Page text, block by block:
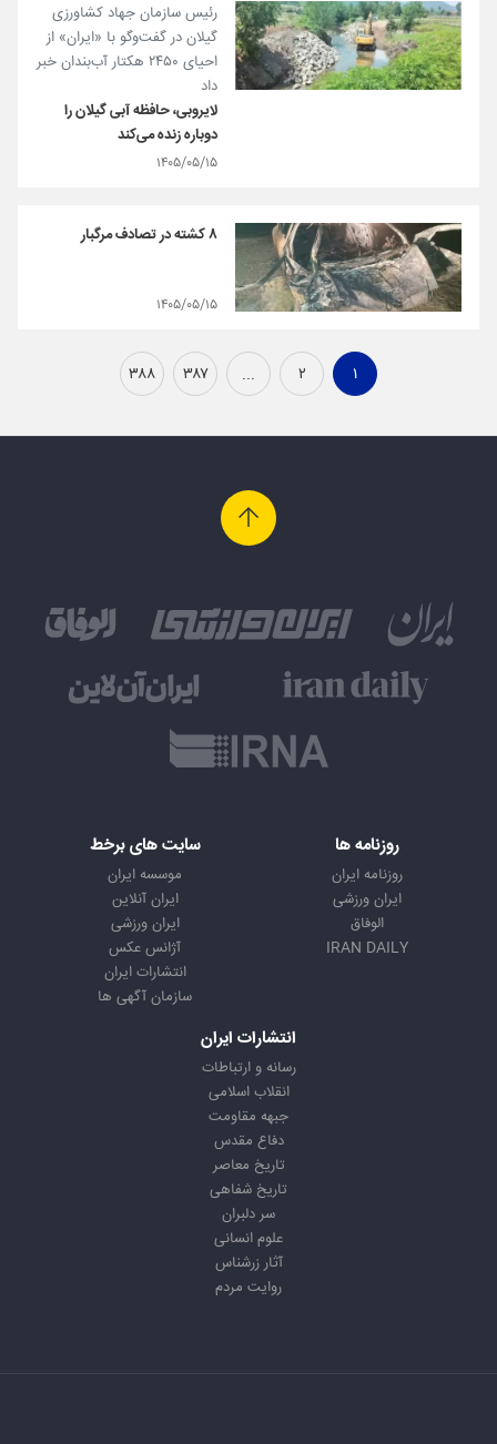
رئیس سازمان جهاد کشاورزی
گیلان در گفت‌وگو با «ایران» از
احیای ۲۴۵۰ هکتار آب‌بندان خبر
داد
لایروبی، حافظه آبی گیلان را
دوباره زنده می‌کند
۱۴۰۵/۰۵/۱۵
۸ کشته در تصادف مرگبار
۱۴۰۵/۰۵/۱۵
۱ ۲ ... ۳۸۷ ۳۸۸
روزنامه ها
روزنامه ایران
ایران ورزشی
الوفاق
IRAN DAILY
سایت های برخط
موسسه ایران
ایران آنلاین
ایران ورزشی
آژانس عکس
انتشارات ایران
سازمان آگهی ها
انتشارات ایران
رسانه و ارتباطات
انقلاب اسلامی
جبهه مقاومت
دفاع مقدس
تاریخ معاصر
تاریخ شفاهی
سر دلبران
علوم انسانی
آثار زرشناس
روایت مردم